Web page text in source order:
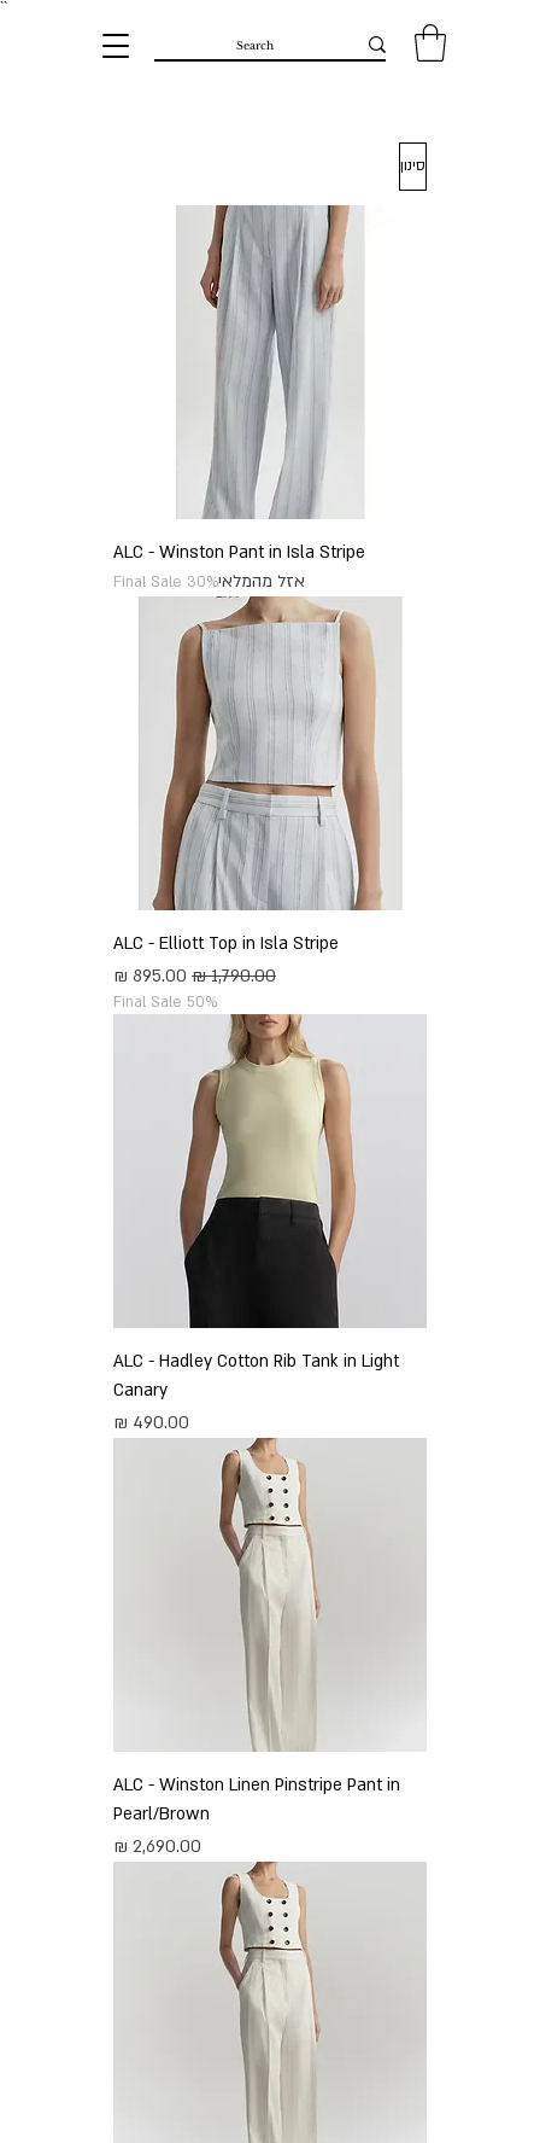
``​
סינון
ALC - Winston Pant in Isla Stripe
אזל מהמלאיFinal Sale 30%
ALC - Elliott Top in Isla Stripe
מחיר רגיל
מחיר מבצע
Final Sale 50%
ALC - Hadley Cotton Rib Tank in Light
Canary
מחיר
ALC - Winston Linen Pinstripe Pant in
Pearl/Brown
מחיר